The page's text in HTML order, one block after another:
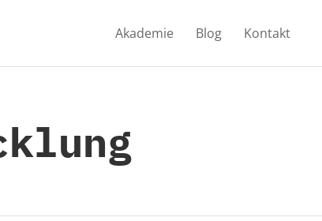
Akademie Blog Kontakt